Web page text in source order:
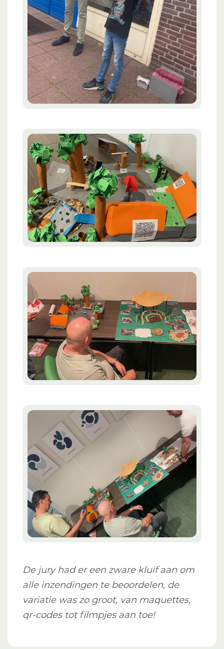
De jury had er een zware kluif aan om
alle inzendingen te beoordelen, de
variatie was zo groot, van maquettes,
qr-codes tot filmpjes aan toe!